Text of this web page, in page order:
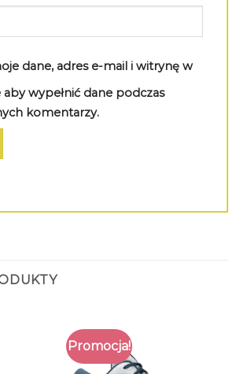
dane, adres e-mail i witrynę w
wypełnić dane podczas
komentarzy.
Promocja!